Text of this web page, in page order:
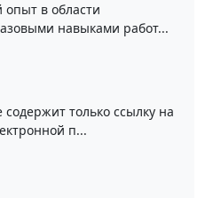
в области
навыками работ...
только ссылку на
п...